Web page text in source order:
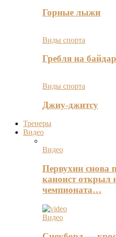
Горные лыжи
Виды спорта
Гребля на
Виды спорта
Джиу-джитсу
Тренеры
Видео
Видео
Первухин снова
каноист открыл
чемпионата…
Видео